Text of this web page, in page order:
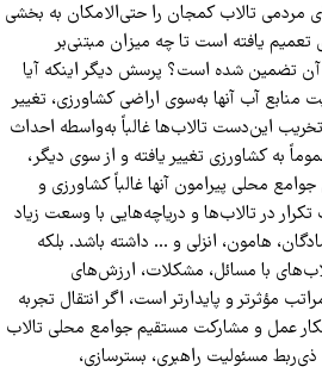
مردمی تالاب کمجان را حتی‌الامکان به بخشی
تعمیم یافته است تا چه میزان مبتنی‌بر
تضمین شده است؟ پرسش دیگر اینکه آیا
آب آنها به‌سوی اراضی کشاورزی، تغییر
این‌دست تالاب‌ها غالباً به‌‌واسطه احداث
به کشاورزی تغییر یافته و از سوی دیگر،
محلی پیرامون آنها غالباً کشاورزی و
در تالاب‌ها و دریاچه‌هایی با وسعت زیاد
هامون، انزلی و … داشته باشد. بلکه
با مسائل، مشکلات، ارزش‌های
مؤثرتر و پایدارتر است، اگر انتقال تجربه
عمل و مشارکت مستقیم جوامع محلی تالاب
مسئولیت راهبری، بسترسازی،